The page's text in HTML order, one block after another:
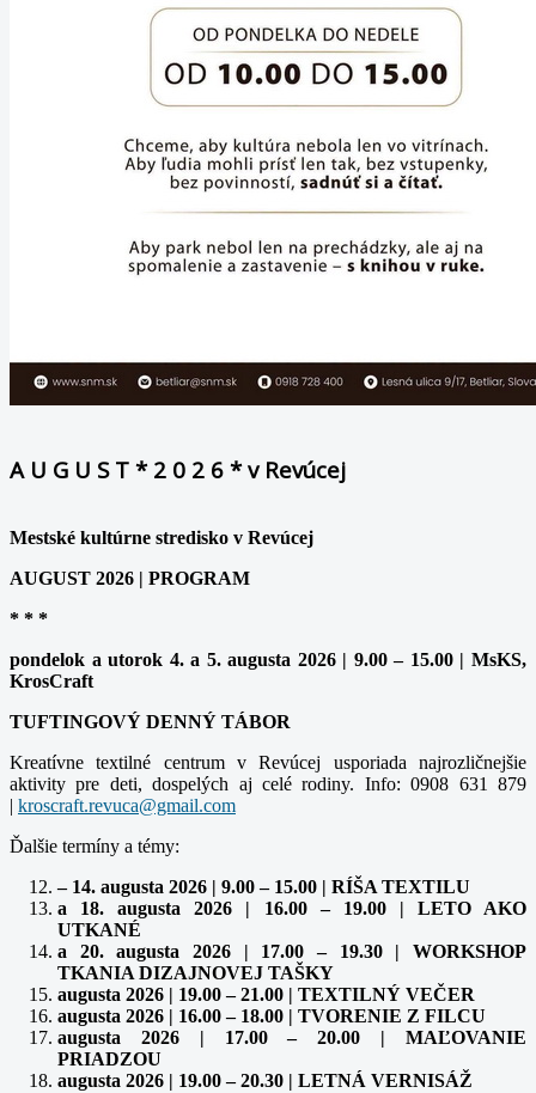
A U G U S T * 2 0 2 6 * v Revúcej
Mestské kultúrne stredisko v Revúcej
AUGUST 2026 | PROGRAM
* * *
pondelok a utorok 4. a 5. augusta 2026 | 9.00 – 15.00 | MsKS,
KrosCraft
TUFTINGOVÝ DENNÝ TÁBOR
Kreatívne textilné centrum v Revúcej usporiada najrozličnejšie
aktivity pre deti, dospelých aj celé rodiny. Info: 0908 631 879
|
Ďalšie termíny a témy:
– 14. augusta 2026 | 9.00 – 15.00 | RÍŠA TEXTILU
a 18. augusta 2026 | 16.00 – 19.00 | LETO AKO
UTKANÉ
a 20. augusta 2026 | 17.00 – 19.30 | WORKSHOP
TKANIA DIZAJNOVEJ TAŠKY
augusta 2026 | 19.00 – 21.00 | TEXTILNÝ VEČER
augusta 2026 | 16.00 – 18.00 | TVORENIE Z FILCU
augusta 2026 | 17.00 – 20.00 | MAĽOVANIE
PRIADZOU
augusta 2026 | 19.00 – 20.30 | LETNÁ VERNISÁŽ